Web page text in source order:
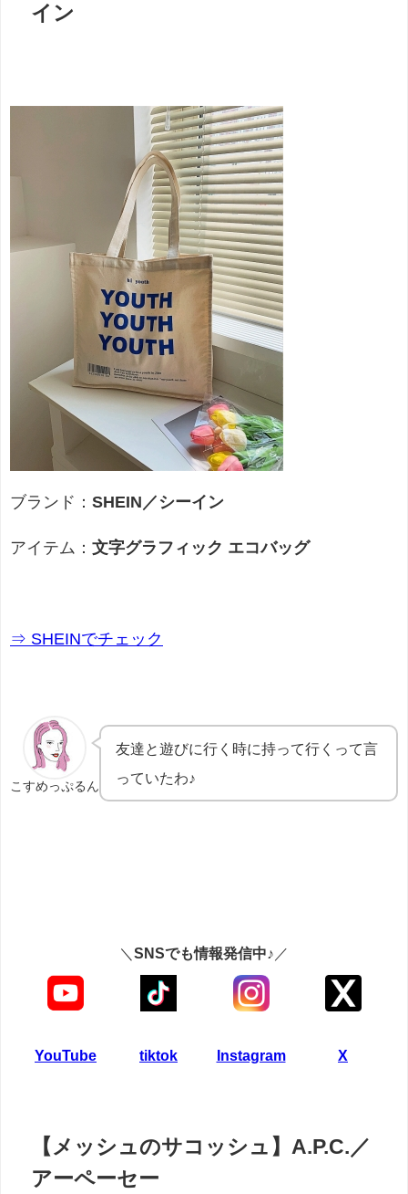
イン
ブランド： SHEIN／シーイン
アイテム： 文字グラフィック エコバッグ
⇒ SHEINでチェック
こすめっぷるん
友達と遊びに行く時に持って行くって言
っていたわ♪
＼ SNSでも情報発信中♪ ／
YouTube tiktok Instagram X
【メッシュのサコッシュ】A.P.C.／
アーペーセー